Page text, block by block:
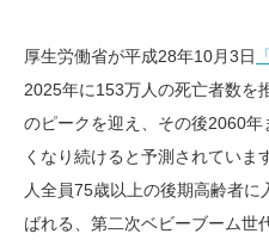
厚生労働省が平成28年10月3日
2025年に153万人の死亡者数を
のピークを迎え、その後2060
くなり続けると予測されてい
人全員75歳以上の後期高齢者
ばれる、第二次ベビーブーム世